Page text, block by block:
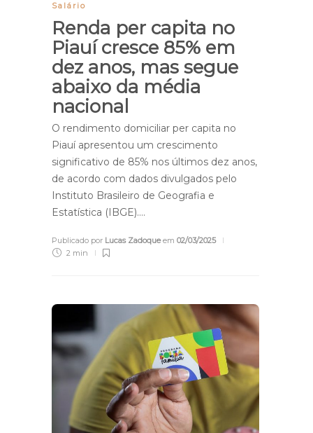
Salário
Renda per capita no
Piauí cresce 85% em
dez anos, mas segue
abaixo da média
nacional
O rendimento domiciliar per capita no
Piauí apresentou um crescimento
significativo de 85% nos últimos dez anos,
de acordo com dados divulgados pelo
Instituto Brasileiro de Geografia e
Estatística (IBGE)….
Publicado por Lucas Zadoqueem 02/03/2025
2 min